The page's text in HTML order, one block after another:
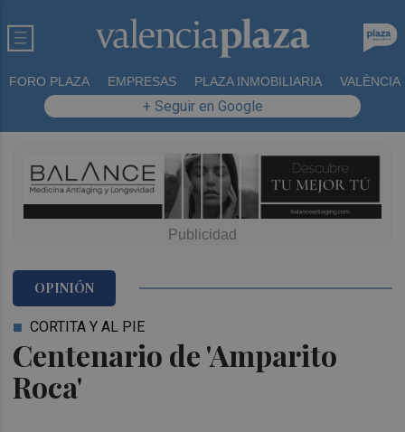
FORO PLAZA EMPRESAS PLAZA INMOBILIARIA VALÈNCIA
+ Seguir en Google
Centenario de 'Amparito
Roca'
OPINIÓN
CORTITA Y AL PIE